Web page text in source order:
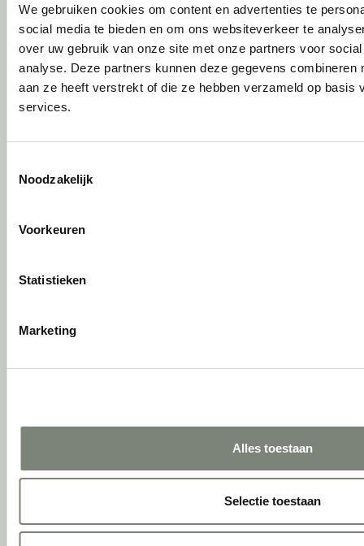
We gebruiken cookies om content en advertenties te
social media te bieden en om ons websiteverkeer te
over uw gebruik van onze site met onze partners voor
analyse. Deze partners kunnen deze gegevens combineren
aan ze heeft verstrekt of die ze hebben verzameld op basis
services.
Noodzakelijk
Voorkeuren
Statistieken
Marketing
Alles toestaan
Selectie toestaan
Onderhoudsadvies
Levensduurverlengend onderhoud
Specialistische reiniging
Refurbishment
Interne verhuizing
Circulair inrichten
Wat is circulair inrichten?
Tweede Leven Lijst
Tarkett Restart ®
DPI Services
Individueel werken
(Video)bellen